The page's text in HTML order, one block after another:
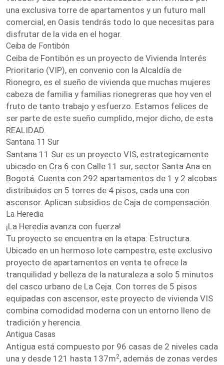
una exclusiva torre de apartamentos y un futuro mall
comercial, en Oasis tendrás todo lo que necesitas para
disfrutar de la vida en el hogar.
Ceiba de Fontibón
Ceiba de Fontibón es un proyecto de Vivienda Interés
Prioritario (VIP), en convenio con la Alcaldía de
Rionegro, es el sueño de vivienda que muchas mujeres
cabeza de familia y familias rionegreras que hoy ven el
fruto de tanto trabajo y esfuerzo. Estamos felices de
ser parte de este sueño cumplido, mejor dicho, de esta
REALIDAD.
Santana 11 Sur
Santana 11 Sur es un proyecto VIS, estrategicamente
ubicado en Cra 6 con Calle 11 sur, sector Santa Ana en
Bogotá. Cuenta con 292 apartamentos de 1 y 2 alcobas
distribuidos en 5 torres de 4 pisos, cada una con
ascensor. Aplican subsidios de Caja de compensación.
La Heredia
¡La Heredia avanza con fuerza!
Tu proyecto se encuentra en la etapa: Estructura.
Ubicado en un hermoso lote campestre, este exclusivo
proyecto de apartamentos en venta te ofrece la
tranquilidad y belleza de la naturaleza a solo 5 minutos
del casco urbano de La Ceja. Con torres de 5 pisos
equipadas con ascensor, este proyecto de vivienda VIS
combina comodidad moderna con un entorno lleno de
tradición y herencia.
Antigua Casas
Antigua está compuesto por 96 casas de 2 niveles cada
una y desde 121 hasta 137m2, además de zonas verdes